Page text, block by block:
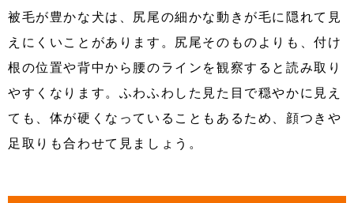
被毛が豊かな犬は、尻尾の細かな動きが毛に隠れて見
えにくいことがあります。尻尾そのものよりも、付け
根の位置や背中から腰のラインを観察すると読み取り
やすくなります。ふわふわした見た目で穏やかに見え
ても、体が硬くなっていることもあるため、顔つきや
足取りも合わせて見ましょう。